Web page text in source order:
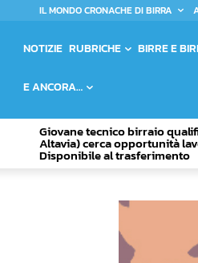
IL MONDO CRONACHE DI BIRRA
NOTIZIE RUBRICHE BIRRE E
E ANCORA…
Giovane tecnico birraio
Altavia) cerca opportunità
Disponibile al trasferimento